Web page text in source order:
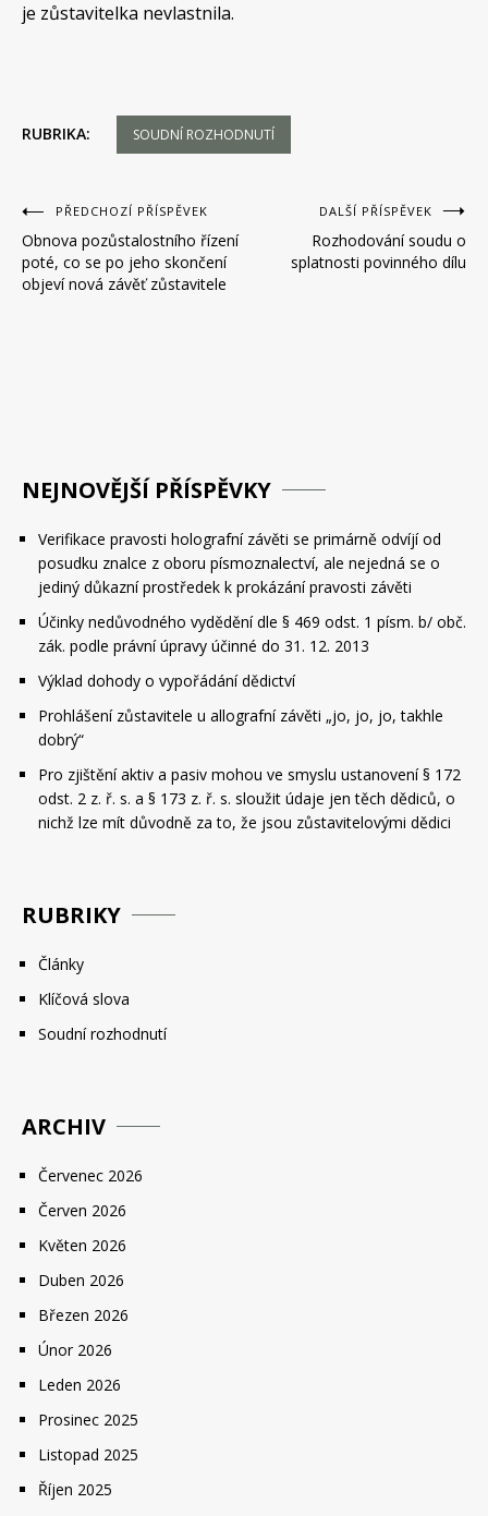
je zůstavitelka nevlastnila.
RUBRIKA: SOUDNÍ ROZHODNUTÍ
Navigace
pro
příspěvek
PŘEDCHOZÍ PŘÍSPĚVEK
Obnova pozůstalostního řízení
poté, co se po jeho skončení
objeví nová závěť zůstavitele
DALŠÍ PŘÍSPĚVEK
Rozhodování soudu o
splatnosti povinného dílu
NEJNOVĚJŠÍ PŘÍSPĚVKY
Verifikace pravosti holografní závěti se primárně odvíjí od
posudku znalce z oboru písmoznalectví, ale nejedná se o
jediný důkazní prostředek k prokázání pravosti závěti
Účinky nedůvodného vydědění dle § 469 odst. 1 písm. b/ obč.
zák. podle právní úpravy účinné do 31. 12. 2013
Výklad dohody o vypořádání dědictví
Prohlášení zůstavitele u allografní závěti „jo, jo, jo, takhle
dobrý“
Pro zjištění aktiv a pasiv mohou ve smyslu ustanovení § 172
odst. 2 z. ř. s. a § 173 z. ř. s. sloužit údaje jen těch dědiců, o
nichž lze mít důvodně za to, že jsou zůstavitelovými dědici
RUBRIKY
Články
Klíčová slova
Soudní rozhodnutí
ARCHIV
Červenec 2026
Červen 2026
Květen 2026
Duben 2026
Březen 2026
Únor 2026
Leden 2026
Prosinec 2025
Listopad 2025
Říjen 2025